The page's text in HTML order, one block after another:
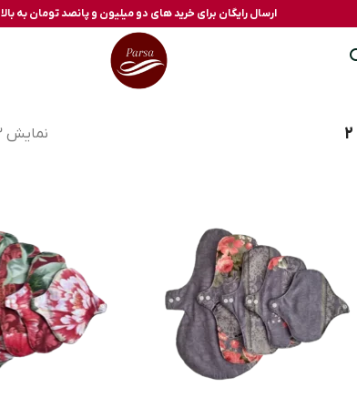
ارسال رایگان برای خرید های دو میلیون و پانصد تومان به بالا
نمایش 13–24 از 24 نتیجه